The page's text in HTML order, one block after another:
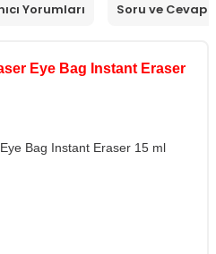
Yorumları Soru ve Cevap
Eye Bag Instant Eraser
Bag Instant Eraser 15 ml